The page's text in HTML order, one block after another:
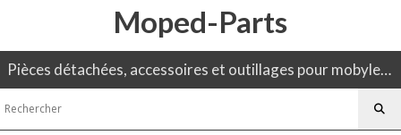
Moped-Parts
Pièces détachées, accessoires et outillages pour mobylette, 50CC, moto ancienne.